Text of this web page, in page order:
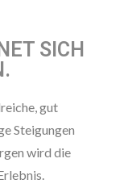
SICH
gut
Steigungen
wird die